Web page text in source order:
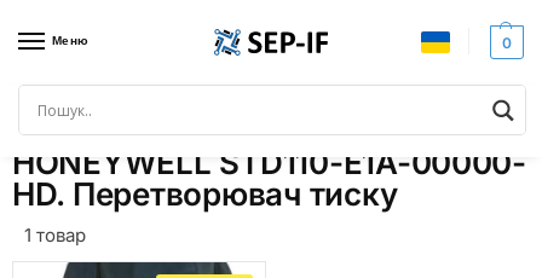
Меню 0
Головна Товари з позначками “HONEYWELL STD110-E1A-00000-HD. Перетворювач тиску”
HONEYWELL STD110-E1A-00000-
HD. Перетворювач тиску
1 товар